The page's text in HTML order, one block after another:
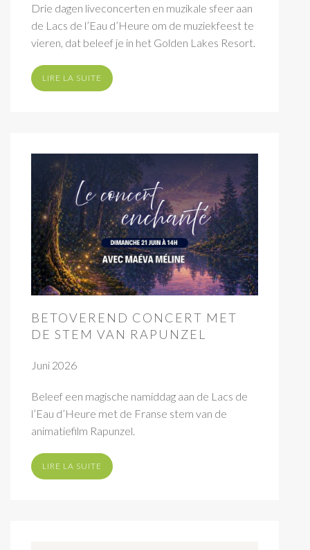
Drie dagen liveconcerten en muzikale sfeer aan
de Lacs de l’Eau d’Heure om de muziekfeest te
vieren, dat beleef je in het Golden Lakes Resort.
LIRE LA SUITE
BETOVEREND CONCERT MET
DE STEM VAN RAPUNZEL
Juni 2026
Beleef een magische namiddag aan de Lacs de
l’Eau d’Heure met de Franse stem van de
animatiefilm Rapunzel.
LIRE LA SUITE